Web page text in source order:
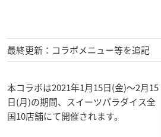
最終更新：コラボメニュー等を追記
本コラボは2021年1月15日(金)～2月15
日(月)の期間、スイーツパラダイス全
国10店舗にて開催されます。